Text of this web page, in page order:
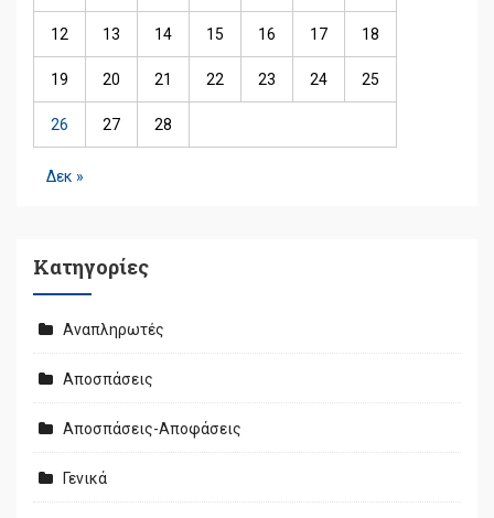
12 13 14 15 16 17 18
19 20 21 22 23 24 25
26 27 28
Δεκ »
Kατηγορίες
Αναπληρωτές
Αποσπάσεις
Αποσπάσεις-Αποφάσεις
Γενικά